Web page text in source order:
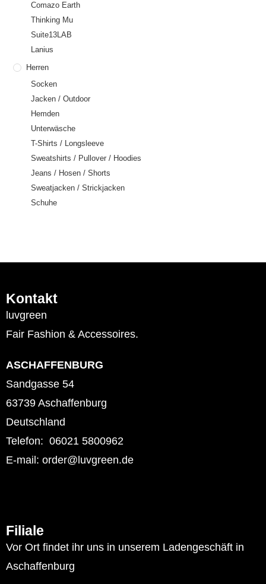
Comazo Earth
Thinking Mu
Suite13LAB
Lanius
Herren
Socken
Jacken / Outdoor
Hemden
Unterwäsche
T-Shirts / Longsleeve
Sweatshirts / Pullover / Hoodies
Jeans / Hosen / Shorts
Sweatjacken / Strickjacken
Schuhe
Kontakt
luvgreen
Fair Fashion & Accessoires.
ASCHAFFENBURG
Sandgasse 54
63739 Aschaffenburg
Deutschland
Telefon: 06021 5800962
E-mail: order@luvgreen.de
Filiale
Vor Ort findet ihr uns in unserem Ladengeschäft in
Aschaffenburg